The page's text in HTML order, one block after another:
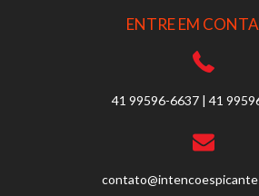
ENTRE EM
41 99596-6637 | 41